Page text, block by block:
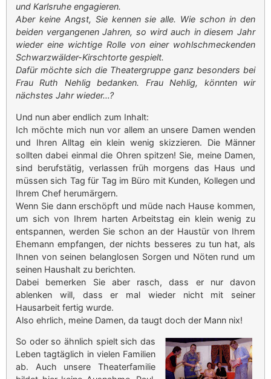
und Karlsruhe engagieren.
Aber keine Angst, Sie kennen sie alle. Wie schon in den
beiden vergangenen Jahren, so wird auch in diesem Jahr
wieder eine wichtige Rolle von einer wohlschmeckenden
Schwarzwälder-Kirschtorte gespielt.
Dafür möchte sich die Theatergruppe ganz besonders bei
Frau Ruth Nehlig bedanken. Frau Nehlig, könnten wir
nächstes Jahr wieder…?
Und nun aber endlich zum Inhalt:
Ich möchte mich nun vor allem an unsere Damen wenden
und Ihren Alltag ein klein wenig skizzieren. Die Männer
sollten dabei einmal die Ohren spitzen! Sie, meine Damen,
sind berufstätig, verlassen früh morgens das Haus und
müssen sich Tag für Tag im Büro mit Kunden, Kollegen und
Ihrem Chef herumärgern.
Wenn Sie dann erschöpft und müde nach Hause kommen,
um sich von Ihrem harten Arbeitstag ein klein wenig zu
entspannen, werden Sie schon an der Haustür von Ihrem
Ehemann empfangen, der nichts besseres zu tun hat, als
Ihnen von seinen belanglosen Sorgen und Nöten rund um
seinen Haushalt zu berichten.
Dabei bemerken Sie aber rasch, dass er nur davon
ablenken will, dass er mal wieder nicht mit seiner
Hausarbeit fertig wurde.
Also ehrlich, meine Damen, da taugt doch der Mann nix!
So oder so ähnlich spielt sich das
Leben tagtäglich in vielen Familien
ab. Auch unsere Theaterfamilie